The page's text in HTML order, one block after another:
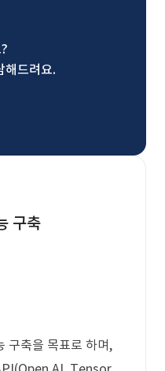
해드려요.
구축
구축을 목표로 하며,